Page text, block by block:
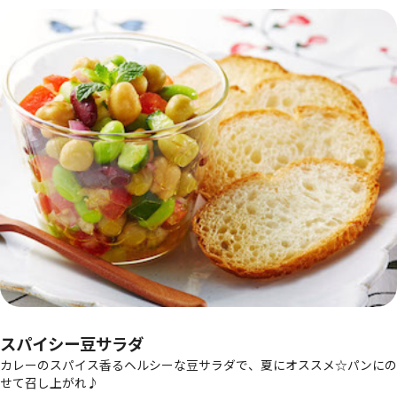
スパイシー豆サラダ
カレーのスパイス香るヘルシーな豆サラダで、夏にオススメ☆パンにの
せて召し上がれ♪